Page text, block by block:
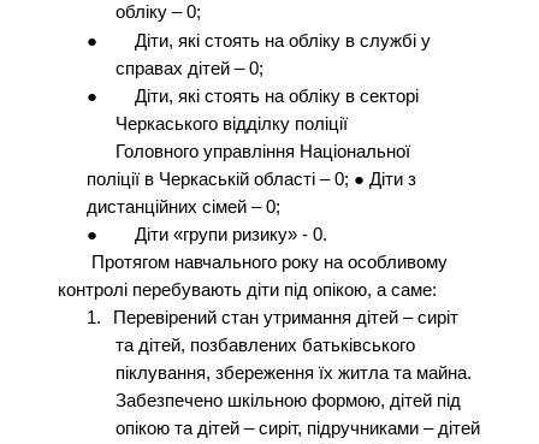
обліку – 0;
●
Діти, які стоять на обліку в службі у
справах дітей – 0;
●
Діти, які стоять на обліку в секторі
Черкаського відділку поліції
Головного управління Національної
поліції в Черкаській області – 0; ● Діти з
дистанційних сімей – 0;
●
Діти «групи ризику» - 0.
Протягом навчального року на особливому
контролі перебувають діти під опікою, а саме:
1.
Перевірений стан утримання дітей – сиріт
та дітей, позбавлених батьківського
піклування, збереження їх житла та майна.
Забезпечено шкільною формою, дітей під
опікою та дітей – сиріт, підручниками – дітей